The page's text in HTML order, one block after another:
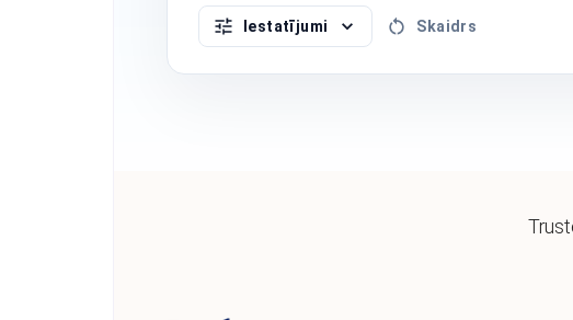
Iestatījumi Skaidrs